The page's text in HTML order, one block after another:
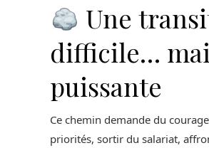
Une
difficile…
puissante
Ce chemin demande du
priorités, sortir du salariat,